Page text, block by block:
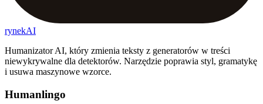
rynekAI
Humanizator AI, który zmienia teksty z generatorów w treści
niewykrywalne dla detektorów. Narzędzie poprawia styl, gramatykę
i usuwa maszynowe wzorce.
Humanlingo